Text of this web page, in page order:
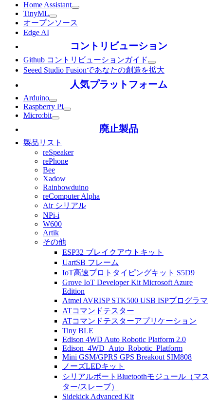
Home Assistant
TinyML
オープンソース
Edge AI
コントリビューション
Github コントリビューションガイド
Seeed Studio Fusionであなたの創造を拡大
人気プラットフォーム
Arduino
Raspberry Pi
Micro:bit
廃止製品
製品リスト
reSpeaker
rePhone
Bee
Xadow
Rainbowduino
reComputer Alpha
Air シリアル
NPi-i
W600
Artik
その他
ESP32 ブレイクアウトキット
UartSB フレーム
IoT高速プロトタイピングキット S5D9
Grove IoT Developer Kit Microsoft Azure
Edition
Atmel AVRISP STK500 USB ISPプログラマ
ATコマンドテスター
ATコマンドテスターアプリケーション
Tiny BLE
Edison 4WD Auto Robotic Platform 2.0
Edison_4WD_Auto_Robotic_Platform
Mini GSM/GPRS GPS Breakout SIM808
ノーズLEDキット
シリアルポートBluetoothモジュール（マス
ター/スレーブ）
Sidekick Advanced Kit